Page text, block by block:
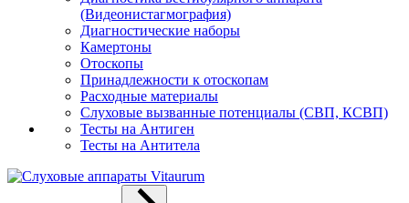
(Видеонистагмография)
Диагностические наборы
Камертоны
Отоскопы
Принадлежности к отоскопам
Расходные материалы
Слуховые вызванные потенциалы (СВП, КСВП)
Тесты на Антиген
Тесты на Антитела